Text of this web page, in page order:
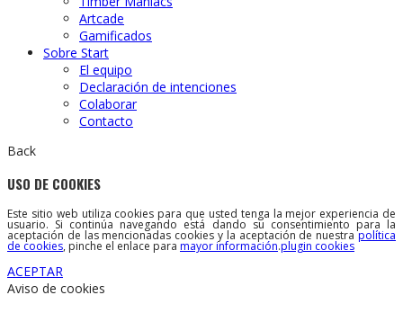
Artcade
Gamificados
Sobre Start
El equipo
Declaración de intenciones
Colaborar
Contacto
Back
USO DE COOKIES
Este sitio web utiliza cookies para que usted tenga la mejor experiencia de
usuario. Si continúa navegando está dando su consentimiento para la
aceptación de las mencionadas cookies y la aceptación de nuestrapolítica
de cookies, pinche el enlace para mayor información.plugin cookies
ACEPTAR
Aviso de cookies